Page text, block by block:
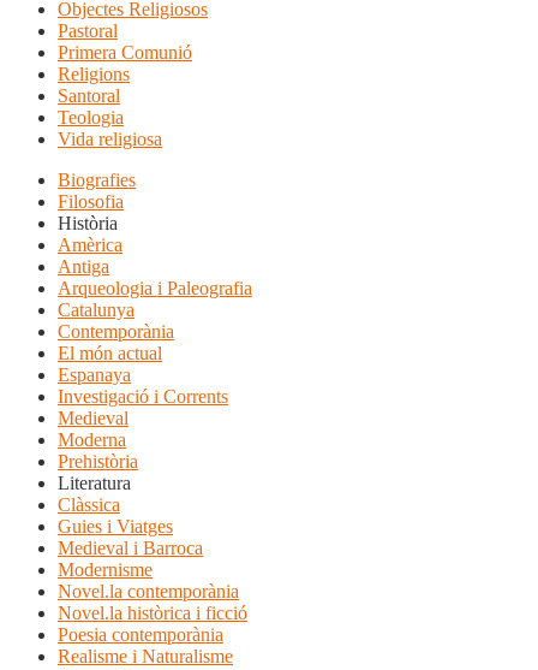
Objectes Religiosos
Pastoral
Primera Comunió
Religions
Santoral
Teologia
Vida religiosa
Biografies
Filosofia
Història
Amèrica
Antiga
Arqueologia i Paleografia
Catalunya
Contemporània
El món actual
Espanaya
Investigació i Corrents
Medieval
Moderna
Prehistòria
Literatura
Clàssica
Guies i Viatges
Medieval i Barroca
Modernisme
Novel.la contemporània
Novel.la històrica i ficció
Poesia contemporània
Realisme i Naturalisme